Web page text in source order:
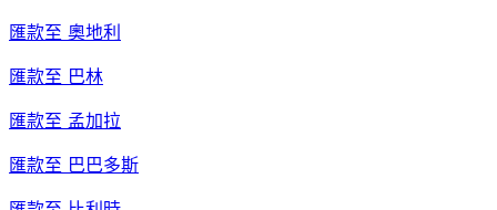
匯款至 奧地利
匯款至 巴林
匯款至 孟加拉
匯款至 巴巴多斯